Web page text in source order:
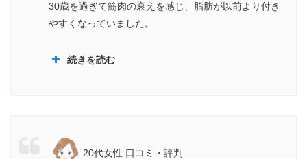
キリしたね」と言われることがとても嬉しくて
30歳を過ぎて筋肉の衰えを感じ、脂肪が以前より付き
やすくなっていました。
続きを読む
20代女性 口コミ・評判